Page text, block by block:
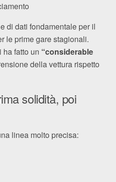
di dati fondamentale per il
le prime gare stagionali.
ha fatto un “considerable
della vettura rispetto
solidità, poi
linea molto precisa: